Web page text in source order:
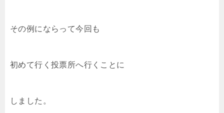
その例にならって今回も
初めて行く投票所へ行くことに
しました。